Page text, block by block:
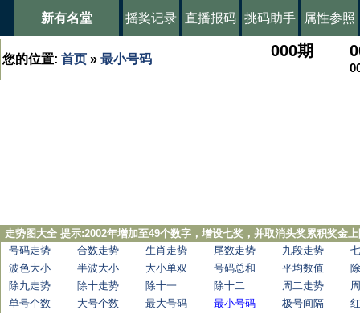
新有名堂 摇奖记录 直播报码 挑码助手 属性参照
您的位置: 首页 » 最小号码 000期
走势图大全 提示:2002年增加至49个数字，增设七奖，并取消头奖累积奖金
号码走势
合数走势 生肖走势 尾数走势 九段走势
波色大小
半波大小 大小单双 号码总和 平均数值
除九走势
除十走势 除十一 除十二 周二走势
单号个数
大号个数 最大号码 最小号码 极号间隔